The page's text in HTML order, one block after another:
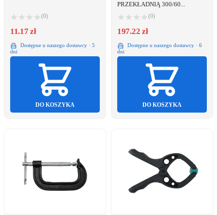
(0)
11.17 zł
Dostępne u naszego dostawcy · 5
dni
DO KOSZYKA
PRZEKŁADNIĄ 300/60...
(0)
197.22 zł
Dostępne u naszego dostawcy · 6
dni
DO KOSZYKA